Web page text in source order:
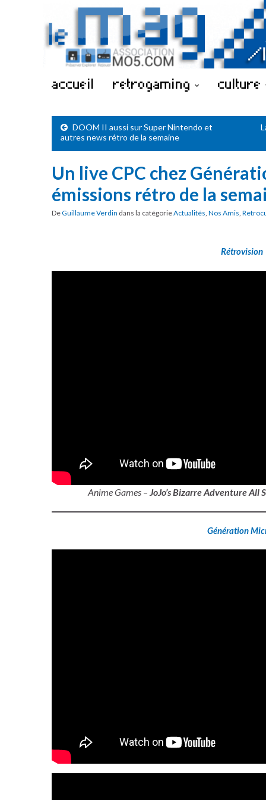
accueil retrogaming culture
DOOM II aussi sur Super Nintendo et
autres news rétro de la semaine
Un live CPC chez
émissions rétro de la
DeGuillaume Verdin dans la catégorieActualités, Nos Amis,
Rétrovision
Anime Games– JoJo’s Bizarre Adventure All
Génération